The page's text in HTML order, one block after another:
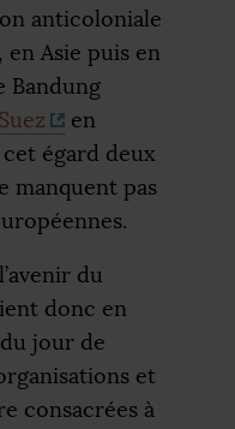
anticoloniale
en Asie puis en
Bandung
en
égard deux
manquent pas
du
donc en
jour de
et
consacrées à